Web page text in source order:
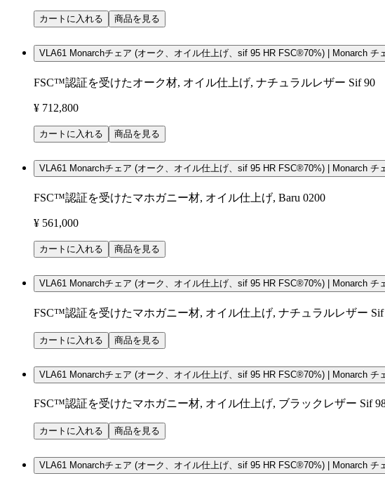
カートに入れる 商品を見る
VLA61 Monarchチェア (オーク、オイル仕上げ、sif 95 HR FSC®70%) | Monarch チ
FSC™認証を受けたオーク材, オイル仕上げ, ナチュラルレザー Sif 90
¥ 712,800
カートに入れる 商品を見る
VLA61 Monarchチェア (オーク、オイル仕上げ、sif 95 HR FSC®70%) | Monarch チ
FSC™認証を受けたマホガニー材, オイル仕上げ, Baru 0200
¥ 561,000
カートに入れる 商品を見る
VLA61 Monarchチェア (オーク、オイル仕上げ、sif 95 HR FSC®70%) | Monarch チ
FSC™認証を受けたマホガニー材, オイル仕上げ, ナチュラルレザー Sif
カートに入れる 商品を見る
VLA61 Monarchチェア (オーク、オイル仕上げ、sif 95 HR FSC®70%) | Monarch チ
FSC™認証を受けたマホガニー材, オイル仕上げ, ブラックレザー Sif
カートに入れる 商品を見る
VLA61 Monarchチェア (オーク、オイル仕上げ、sif 95 HR FSC®70%) | Monarch チ